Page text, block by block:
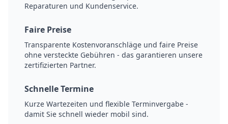
Reparaturen und Kundenservice.
Faire Preise
Transparente Kostenvoranschläge und faire Preise
ohne versteckte Gebühren - das garantieren unsere
zertifizierten Partner.
Schnelle Termine
Kurze Wartezeiten und flexible Terminvergabe -
damit Sie schnell wieder mobil sind.